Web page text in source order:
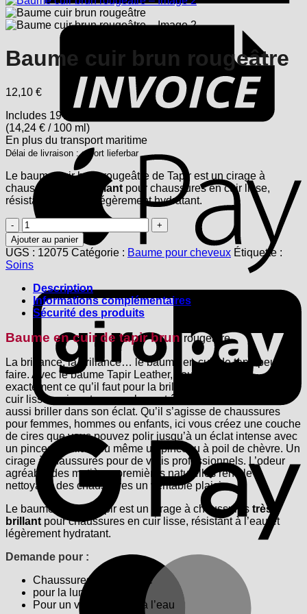
Baume cuir brun rougeâtre
12,10 €
Includes 19% USt.
(14,24 € / 100 ml)
En plus du transportmaritime
Délai de livraison : sofort lieferbar
Le baume cuir brun-rougeâtre de Tapir est un cirage à
chaussures
très brillant pour chaussures en cuir lisse,
résistant à l’eau et légèrement hydratant.
quantité
de
Baume
cuir
brun
rougeâtre
Ajouter au panier
UGS : 12075 Catégorie : Baume pour cheveux Étiquette :
Soins
Description
Informations complémentaires
Sécurité des produits
Baume en cuir de tapir brunrougeâtre
La brillance, la brillance… le baume en cuir de tapir peut le
faire. Avec le baume Tapir Leather, vous trouverez
exactement ce qu’il faut pour la brillance de la chaussure en
cuir lisse, qui veut non seulement être bien toilettée, mais
aussi briller dans son éclat. Qu’il s’agisse de chaussures
pour femmes, hommes ou enfants, ici vous créez une couche
de cires que vous pouvez polir jusqu’à un éclat intense avec
un pinceau brillant ou même un pinceau à poil de chèvre. Un
cirage à chaussures pour de vrais professionnels. L’odeur
agréable des matières premières naturelles rend le
nettoyage des chaussures un véritable plaisir.
Le baume cuir de Tapir est un cirage à chaussures très
brillant pour chaussures en cuir lisse, résistant à l’eau et
légèrement hydratant.
Demande pour :
Chaussures en cuir lisse
pour la lumière
Pour un vernis brillant à l’eau